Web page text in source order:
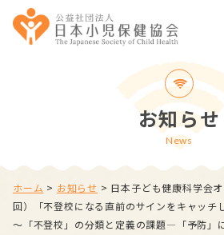
お知らせ
News
ホーム > お知らせ > 日本子ども健康科学会
回）「不登校になる直前のサインをキャッチ
～「不登校」の分類と定義の課題―「予防」